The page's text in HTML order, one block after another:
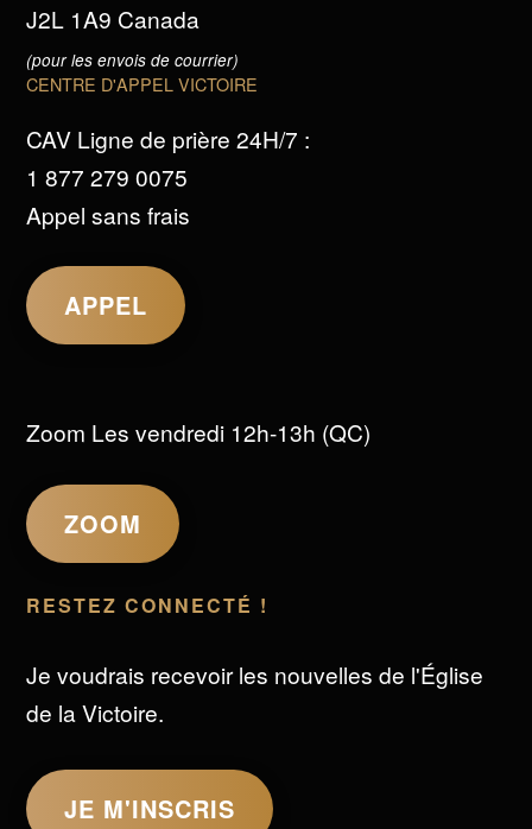
J2L 1A9 Canada
(pour les envois de courrier)
CENTRE D'APPEL VICTOIRE
CAV Ligne de prière 24H/7 :
1 877 279 0075
Appel sans frais
APPEL
Zoom Les vendredi 12h-13h (QC)
ZOOM
RESTEZ CONNECTÉ !
Je voudrais recevoir les nouvelles de l'Église
de la Victoire.
JE M'INSCRIS